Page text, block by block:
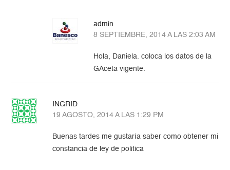
admin
8 SEPTIEMBRE, 2014 A LAS 2:03 AM
Hola, Daniela. coloca los datos de la
GAceta vigente.
INGRID
19 AGOSTO, 2014 A LAS 1:29 PM
Buenas tardes me gustaría saber como obtener mi
constancia de ley de politica